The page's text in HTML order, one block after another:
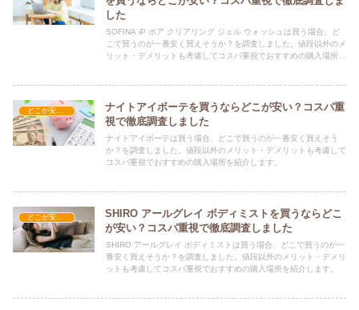
した
SOFINA iP ポア クリアリング ジェル ウォッシュは買う場合、ど
こで買うのが一番安く買えそうか？を調査しました。値段以外のメ
リット・デメリットも考慮してコスパ重視でおすすめの購入場所を
ナイトアイボーテを買うならどこが安い？コスパ重
視で徹底調査しました
ナイトアイボーテは買う場合、どこで買うのが一番安く買えそう
か？を調査しました。値段以外のメリット・デメリットも考慮して
コスパ重視でおすすめの購入場所を紹介します。
SHIRO アールグレイ ボディミストを買うならどこ
が安い？コスパ重視で徹底調査しました
SHIRO アールグレイ ボディミストは買う場合、どこで買うのが一
番安く買えそうか？を調査しました。値段以外のメリット・デメリ
ットも考慮してコスパ重視でおすすめの購入場所を紹介します。